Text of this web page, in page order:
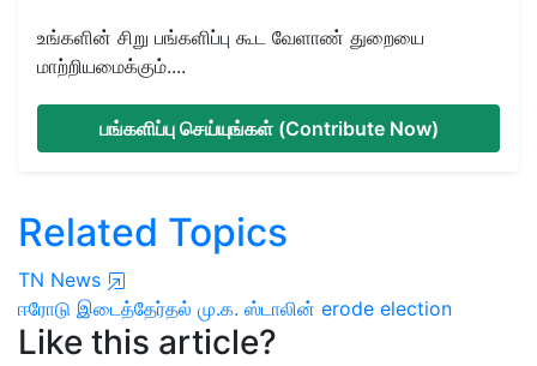
உங்களின் சிறு பங்களிப்பு கூட வேளாண் துறையை
மாற்றியமைக்கும்....
பங்களிப்பு செய்யுங்கள் (Contribute Now)
Related Topics
TN News
ஈரோடு இடைத்தேர்தல் மு.க. ஸ்டாலின் erode election
Like this article?